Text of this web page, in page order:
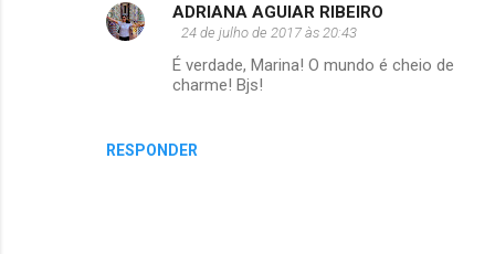
RESPONDER
ADRIANA AGUIAR RIBEIRO
24 de julho de 2017 às 20:43
É verdade, Marina! O mundo é cheio de
charme! Bjs!